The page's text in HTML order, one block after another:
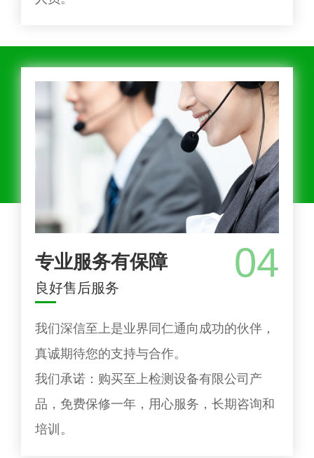
专业服务有保障
良好售后服务
04
我们深信至上是业界同仁通向成功的伙伴，
真诚期待您的支持与合作。
我们承诺：购买至上检测设备有限公司产
品，免费保修一年，用心服务，长期咨询和
培训。